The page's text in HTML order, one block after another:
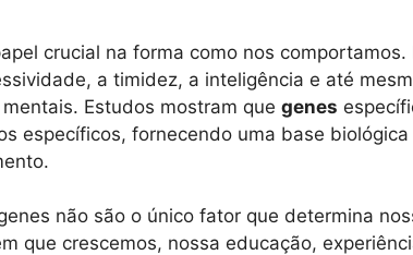
crucial na forma como nos comportamos.
a timidez, a inteligência e até
Estudos mostram que genes
específicos, fornecendo uma base
não são o único fator que determina
que crescemos, nossa educação,